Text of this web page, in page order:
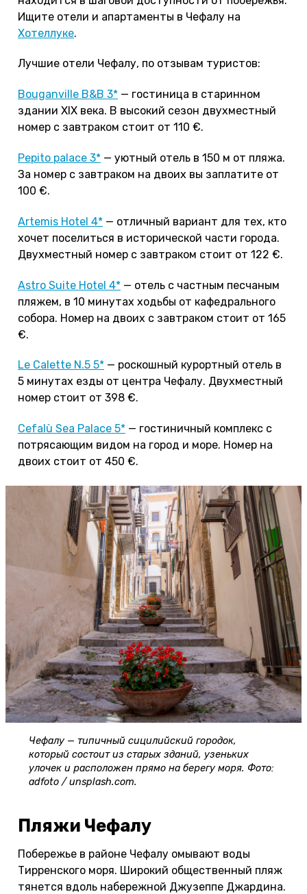
Ищите отели и апартаменты в Чефалу на
Хотеллуке.
Лучшие отели Чефалу, по отзывам туристов:
Bouganville B&B 3* — гостиница в старинном
здании XIX века. В высокий сезон двухместный
номер с завтраком стоит от 110 €.
Pepito palace 3* — уютный отель в 150 м от пляжа.
За номер с завтраком на двоих вы заплатите от
100 €.
Artemis Hotel 4* — отличный вариант для тех, кто
хочет поселиться в исторической части города.
Двухместный номер с завтраком стоит от 122 €.
Astro Suite Hotel 4* — отель с частным песчаным
пляжем, в 10 минутах ходьбы от кафедрального
собора. Номер на двоих с завтраком стоит от 165
€.
Le Calette N.5 5* — роскошный курортный отель в
5 минутах езды от центра Чефалу. Двухместный
номер стоит от 398 €.
Cefalù Sea Palace 5* — гостиничный комплекс с
потрясающим видом на город и море. Номер на
двоих стоит от 450 €.
Чефалу — типичный сицилийский городок,
который состоит из старых зданий, узеньких
улочек и расположен прямо на берегу моря. Фото:
adfoto / unsplash.com.
Пляжи Чефалу
Побережье в районе Чефалу омывают воды
Тирренского моря. Широкий общественный пляж
тянется вдоль набережной Джузеппе Джардина.